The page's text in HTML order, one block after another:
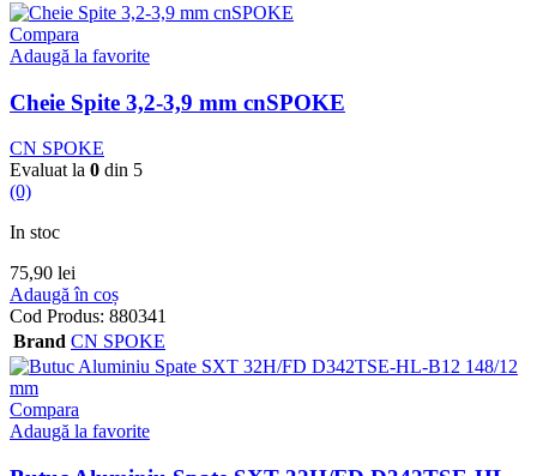
Compara
Adaugă la favorite
Cheie Spite 3,2-3,9 mm cnSPOKE
CN SPOKE
Evaluat la 0 din 5
(0)
In stoc
75,90 lei
Adaugă în coș
Cod Produs: 880341
Brand CN SPOKE
Compara
Adaugă la favorite